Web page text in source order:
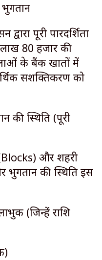
पूरी पारदर्शिता
80 हजार की
के बैंक खातों में
सशक्तिकरण को
की स्थिति (पूरी
(Blocks) और शहरी
भुगतान की स्थिति इस
(जिन्हें राशि